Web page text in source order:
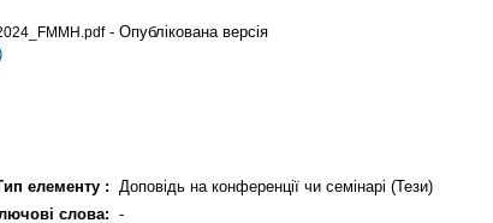
- Опублікована версія
елементу :
Доповідь на конференції чи семінарі (Тези)
слова: -